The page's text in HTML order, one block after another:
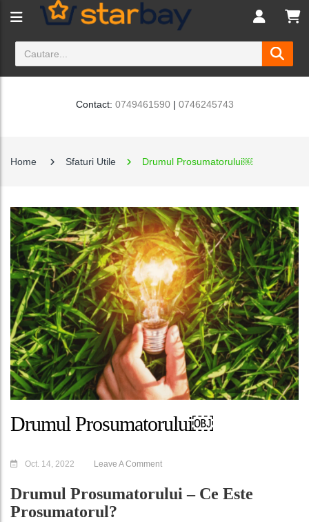
Contact: 0749461590| 0746245743
Home Sfaturi Utile Drumul Prosumatorului￼
Drumul Prosumatorului￼
Oct. 14, 2022 Leave A Comment
Drumul Prosumatorului – Ce Este
Prosumatorul?